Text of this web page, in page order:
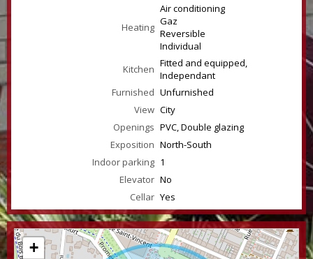
Heating
Air conditioning
Gaz
Reversible
Individual
Kitchen Fitted and equipped,
Independant
Furnished Unfurnished
View City
Openings PVC, Double glazing
Exposition North-South
Indoor parking 1
Elevator No
Cellar Yes
+